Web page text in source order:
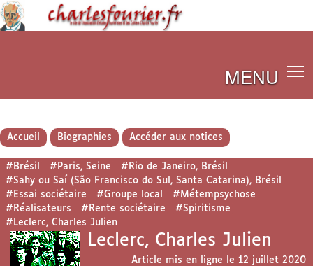
MENU
Accueil Biographies Accéder aux notices
#Brésil #Paris, Seine
#Rio de Janeiro, Brésil
#Sahy ou Saí (São Francisco do Sul, Santa Catarina), Brésil
#Essai sociétaire
#Groupe local
#Métempsychose
#Réalisateurs
#Rente sociétaire
#Spiritisme
#Leclerc, Charles Julien
Leclerc, Charles Julien
Article mis en ligne le 12 juillet 2020